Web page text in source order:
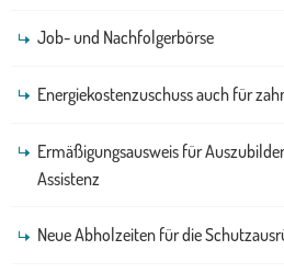
Job- und Nachfolgerbörse
Energiekostenzuschuss auch für
Ermäßigungsausweis für
Assistenz
Neue Abholzeiten für die